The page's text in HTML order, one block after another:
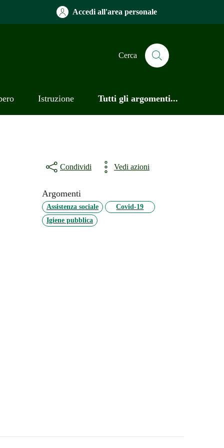
Accedi all'area personale
Cerca
Istruzione Tutti gli argomenti...
Condividi Vedi azioni
Argomenti
Assistenza sociale
Covid-19
Igiene pubblica